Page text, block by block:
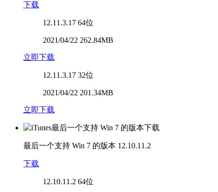
下载
12.11.3.17 64位
2021/04/22 262.84MB
立即下载
12.11.3.17 32位
2021/04/22 201.34MB
立即下载
最后一个支持 Win 7 的版本 12.10.11.2
下载
12.10.11.2 64位